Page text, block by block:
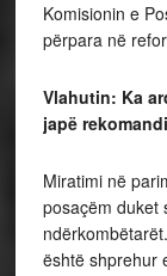
Komisionin e
përpara në
Vlahutin: Ka
japë
Miratimi në
posaçëm duket
është shprehur